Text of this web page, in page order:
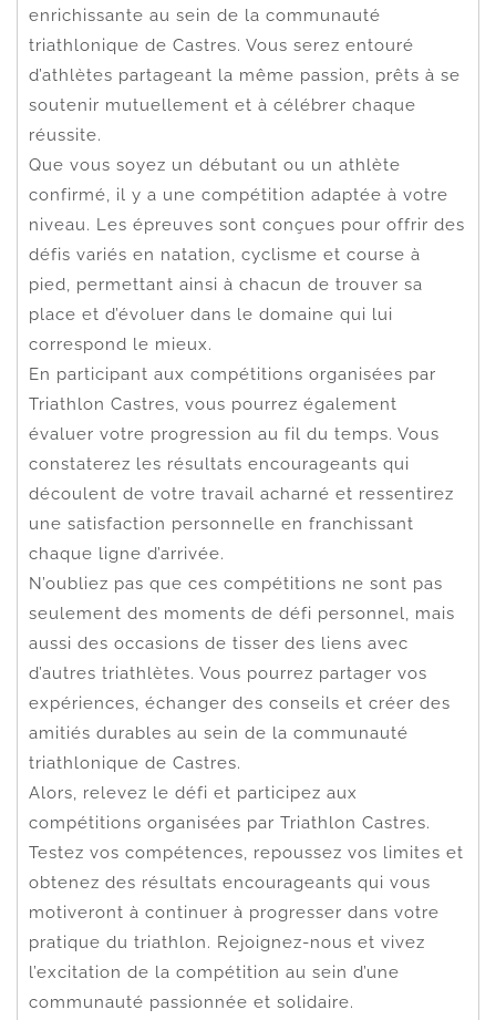
enrichissante au sein de la communauté
triathlonique de Castres. Vous serez entouré
d’athlètes partageant la même passion, prêts à se
soutenir mutuellement et à célébrer chaque
réussite.
Que vous soyez un débutant ou un athlète
confirmé, il y a une compétition adaptée à votre
niveau. Les épreuves sont conçues pour offrir des
défis variés en natation, cyclisme et course à
pied, permettant ainsi à chacun de trouver sa
place et d’évoluer dans le domaine qui lui
correspond le mieux.
En participant aux compétitions organisées par
Triathlon Castres, vous pourrez également
évaluer votre progression au fil du temps. Vous
constaterez les résultats encourageants qui
découlent de votre travail acharné et ressentirez
une satisfaction personnelle en franchissant
chaque ligne d’arrivée.
N’oubliez pas que ces compétitions ne sont pas
seulement des moments de défi personnel, mais
aussi des occasions de tisser des liens avec
d’autres triathlètes. Vous pourrez partager vos
expériences, échanger des conseils et créer des
amitiés durables au sein de la communauté
triathlonique de Castres.
Alors, relevez le défi et participez aux
compétitions organisées par Triathlon Castres.
Testez vos compétences, repoussez vos limites et
obtenez des résultats encourageants qui vous
motiveront à continuer à progresser dans votre
pratique du triathlon. Rejoignez-nous et vivez
l’excitation de la compétition au sein d’une
communauté passionnée et solidaire.